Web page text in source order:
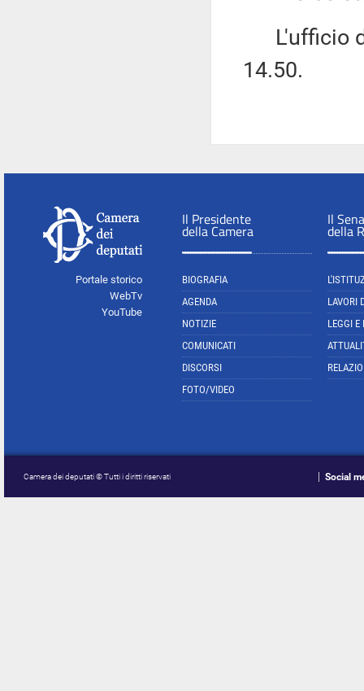
L'ufficio di
14.50.
Portale storico
WebTv
YouTube
Il Presidente
della Camera
BIOGRAFIA
AGENDA
NOTIZIE
COMUNICATI
DISCORSI
FOTO/VIDEO
Il
della
LAVORI
LEGGI E
Camera dei deputati © Tutti i diritti riservati Social